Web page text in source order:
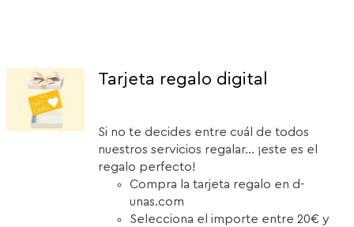
Tarjeta regalo digital
Si no te decides entre cuál de todos
nuestros servicios regalar... ¡este es el
regalo perfecto!
Compra la tarjeta regalo en d-
unas.com
Selecciona el importe entre 20€ y